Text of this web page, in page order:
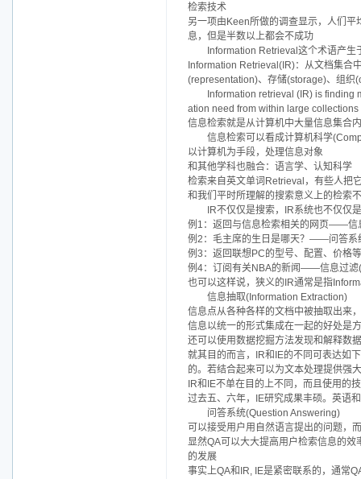
检索技术
另一项由Keen所做的调查显示，人们
息，但是半数以上都会不成功
Information Retrieval这个术语产
Information Retrieval(IR)：从文档集合
(representation)、存储(storage)、组织
Information retrieval (IR) is
ation need from within large
信息检索就是从计算机中大量信息集合
信息检索可以看成计算机科学
以计算机为手段，处理信息对象
和其他学科也融合：语言学、认知科学
检索来自英文单词Retrieval，有些人把
和我们平时所理解的搜索意义上的检索
IR不仅仅是搜索，IR系统也不仅仅
例1：返回与信息检索相关的网页——信
例2：毛主席的生日是哪天？——问答系
例3：返回联想PC的型号、配置、价
例4：订阅有关NBA的新闻——信息过滤
也可以这样说，狭义的IR通常是指
信息抽取(Information Extraction)
信息点从各种各样的文档中被抽取出来
信息以统一的形式集成在一起的好处是
还可以使用数据挖掘方法发现和解释数
就其目的而言，IR和IE的不同可表达如
的。若结合起来可以为文本处理提供强
IR和IE不单在目的上不同，而且使用的
过去五、六年，IE研究成果丰硕。英语
问答系统(Question Answering)
可以接受用户用自然语言提出的问题，
显然QA可以大大提高用户检索信息的
的发展
事实上QA和IR, IE是紧密联系的，通常